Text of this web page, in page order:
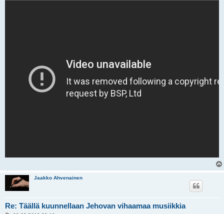
Jaakko Ahvenainen
Re: Täällä kuunnellaan Jehovan vihaamaa musiikkia